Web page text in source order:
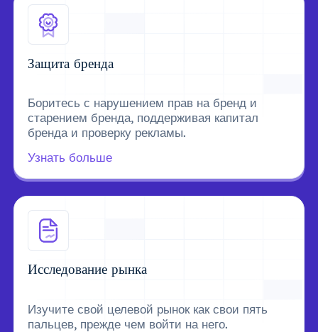
Защита бренда
Боритесь с нарушением прав на бренд и
старением бренда, поддерживая капитал
бренда и проверку рекламы.
Узнать больше
Исследование рынка
Изучите свой целевой рынок как свои пять
пальцев, прежде чем войти на него.